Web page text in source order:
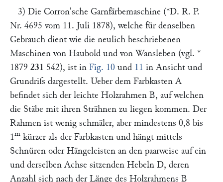
3) Die Corron'sche Garnfärbemaschine (*D. R. P.
Nr. 4695 vom 11. Juli 1878), welche für denselben
Gebrauch dient wie die neulich beschriebenen
Maschinen von Haubold und von Wansleben (vgl. *
1879 231 542), ist in Fig. 10 und 11 in Ansicht und
Grundriſs dargestellt. Ueber dem Farbkasten A
befindet sich der leichte Holzrahmen B, auf welchen
die Stäbe mit ihren Strähnen zu liegen kommen. Der
Rahmen ist wenig schmäler, aber mindestens 0,8 bis
1m kürzer als der Farbkasten und hängt mittels
Schnüren oder Hängeleisten an den paarweise auf ein
und derselben Achse sitzenden Hebeln D, deren
Anzahl sich nach der Länge des Holzrahmens B